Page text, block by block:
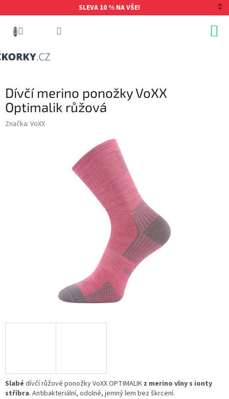
na
SLEVA 10 % NA VŠE!
Dívčí merino ponožky VoXX
Optimalik růžová
Značka: VoXX
Slabé dívčí růžové ponožky VoXX OPTIMALIK z merino vlny s ionty
stříbra. Antibakteriální, odolné, jemný lem bez škrcení.